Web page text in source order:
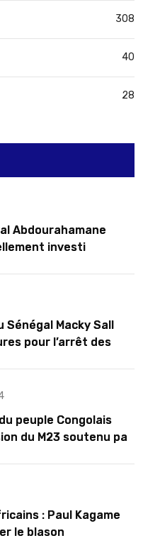
308
40
28
Abdourahamane
investi
Sénégal Macky Sall
pour l’arrêt des
peuple Congolais
du M23 soutenu par
: Paul Kagame
le blason